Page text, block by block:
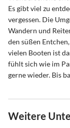
Es gibt viel zu
vergessen. Die
Wandern und
den süßen
vielen Booten ist
fühlt sich wie im
gerne wieder. Bis
Weitere